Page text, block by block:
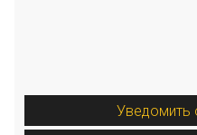
Уведомить